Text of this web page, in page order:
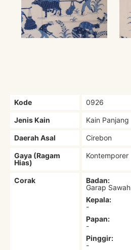
Kode 0926
Jenis Kain Kain Panjang
Daerah Asal Cirebon
Gaya (Ragam
Hias)
Kontemporer
Corak
Badan:
Garap Sawah
Kepala:
-
Papan:
-
Pinggir:
-